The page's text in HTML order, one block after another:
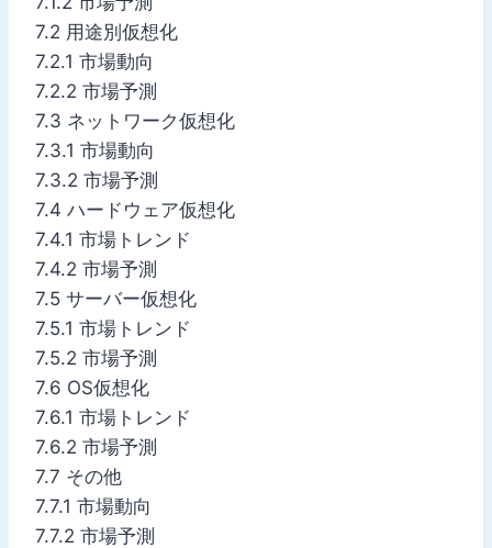
7.2 用途別仮想化
7.2.1 市場動向
7.2.2 市場予測
7.3 ネットワーク仮想化
7.3.1 市場動向
7.3.2 市場予測
7.4 ハードウェア仮想化
7.4.1 市場トレンド
7.4.2 市場予測
7.5 サーバー仮想化
7.5.1 市場トレンド
7.5.2 市場予測
7.6 OS仮想化
7.6.1 市場トレンド
7.6.2 市場予測
7.7 その他
7.7.1 市場動向
7.7.2 市場予測